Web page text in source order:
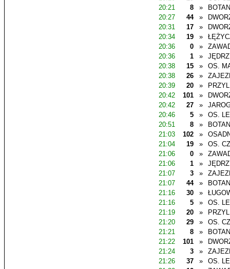
20:21
8 »
20:27
44 »
20:31
17 »
20:34
19 »
20:36
0 »
20:36
1 »
20:38
15 »
OS.
20:38
26 »
20:39
20 »
20:42
101 »
20:42
27 »
20:46
5 »
OS.
20:51
8 »
21:03
102 »
21:04
19 »
OS.
21:06
0 »
21:06
1 »
21:07
3 »
21:07
44 »
21:16
30 »
21:16
5 »
OS.
21:19
20 »
21:20
29 »
OS.
21:21
8 »
21:22
101 »
21:24
3 »
21:26
37 »
OS.